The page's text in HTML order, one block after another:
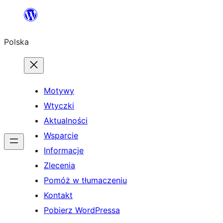
Przejdź
treści
Polska
Motywy
Wtyczki
Aktualności
Wsparcie
Informacje
Zlecenia
Pomóż w tłumaczeniu
Kontakt
Pobierz WordPressa